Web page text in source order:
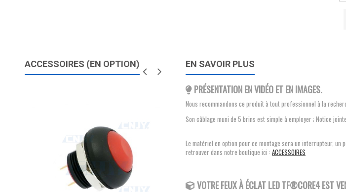
ACCESSOIRES (EN OPTION) EN SAVOIR PLUS
PRÉSENTATION EN VIDÉO ET EN IMAGES.
Nous recommandons ce produit à tout professionnel à la
Son câblage muni de 5 brins est simple à employer ; Notice
Le matériel en option pour ce montage sera un interrupteur,
retrouver dans notre boutique ici : ACCESSOIRES
VOTRE FEUX À ÉCLAT LED TF®CORE4 EST